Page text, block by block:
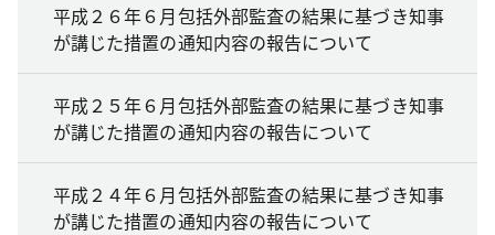
平成２６年６月包括外部監査の結果に基づき知事
が講じた措置の通知内容の報告について
平成２５年６月包括外部監査の結果に基づき知事
が講じた措置の通知内容の報告について
平成２４年６月包括外部監査の結果に基づき知事
が講じた措置の通知内容の報告について